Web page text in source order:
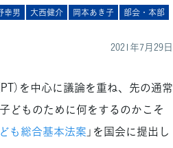
幸男 大西健介 岡本あき子
部会・本部
2021年7月29日
）を中心に議論を重ね、先の通常
どものために何をするのかこそ
も総合基本法案 」を国会に提出し